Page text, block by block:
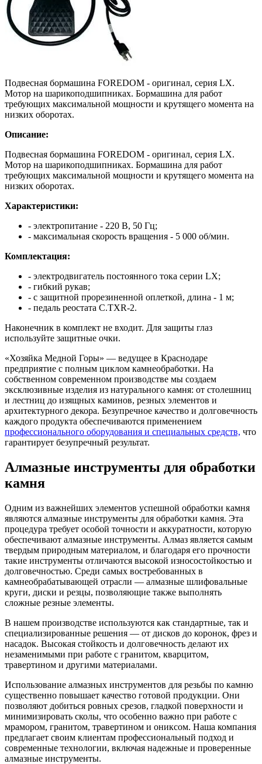
Подвесная бормашина FOREDOM - оригинал, серия LX.
Мотор на шарикоподшипниках. Бормашина для работ
требующих максимальной мощности и крутящего момента на
низких оборотах.
Описание:
Подвесная бормашина FOREDOM - оригинал, серия LX.
Мотор на шарикоподшипниках. Бормашина для работ
требующих максимальной мощности и крутящего момента на
низких оборотах.
Характеристики:
- электропитание - 220 В, 50 Гц;
- максимальная скорость вращения - 5 000 об/мин.
Комплектация:
- электродвигатель постоянного тока серии LX;
- гибкий рукав;
- с защитной прорезиненной оплеткой, длина - 1 м;
- педаль реостата C.TXR-2.
Наконечник в комплект не входит. Для защиты глаз
используйте защитные очки.
«Хозяйка Медной Горы» — ведущее в Краснодаре
предприятие с полным циклом камнеобработки. На
собственном современном производстве мы создаем
эксклюзивные изделия из натурального камня: от столешниц
и лестниц до изящных каминов, резных элементов и
архитектурного декора. Безупречное качество и долговечность
каждого продукта обеспечиваются применением
профессионального оборудования и специальных средств, что
гарантирует безупречный результат.
Алмазные инструменты для обработки
камня
Одним из важнейших элементов успешной обработки камня
являются алмазные инструменты для обработки камня. Эта
процедура требует особой точности и аккуратности, которую
обеспечивают алмазные инструменты. Алмаз является самым
твердым природным материалом, и благодаря его прочности
такие инструменты отличаются высокой износостойкостью и
долговечностью. Среди самых востребованных в
камнеобрабатывающей отрасли — алмазные шлифовальные
круги, диски и резцы, позволяющие также выполнять
сложные резные элементы.
В нашем производстве используются как стандартные, так и
специализированные решения — от дисков до коронок, фрез и
насадок. Высокая стойкость и долговечность делают их
незаменимыми при работе с гранитом, кварцитом,
травертином и другими материалами.
Использование алмазных инструментов для резьбы по камню
существенно повышает качество готовой продукции. Они
позволяют добиться ровных срезов, гладкой поверхности и
минимизировать сколы, что особенно важно при работе с
мрамором, гранитом, травертином и ониксом. Наша компания
предлагает своим клиентам профессиональный подход и
современные технологии, включая надежные и проверенные
алмазные инструменты.